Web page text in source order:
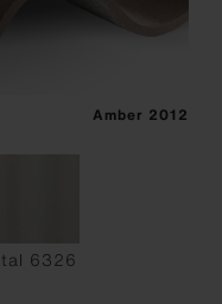
Amber 2012
6326